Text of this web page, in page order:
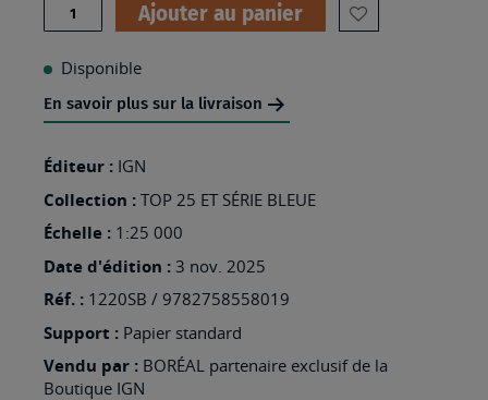
Quantité Ajouter au panier
AJOUTER
BRETAGNE
Disponible
En savoir plus sur la livraison
Éditeur : IGN
Collection : TOP 25 ET SÉRIE BLEUE
Échelle : 1:25 000
Date d'édition : 3 nov. 2025
Réf. : 1220SB / 9782758558019
Support : Papier standard
Vendu par : BORÉAL partenaire exclusif de la
Boutique IGN